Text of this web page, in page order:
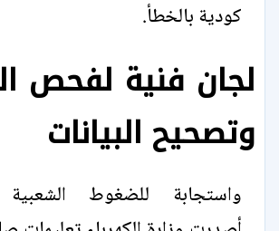
كودية بالخطأ.
لجان فنية لفحص
وتصحيح البيانات
واستجابة للضغوط الشعبية